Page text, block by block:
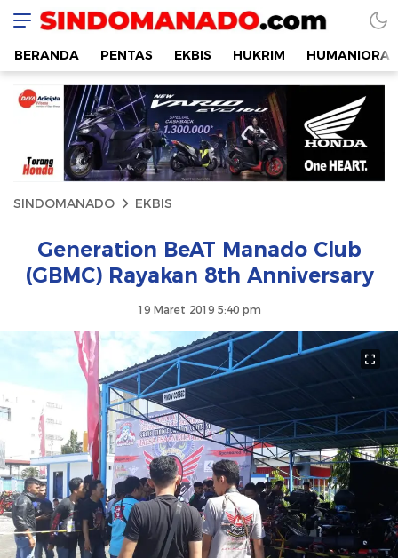
SINDOMANADO
Informatif dan Edukatif
BERANDA PENTAS EKBIS HUKRIM HUMANIORA
SINDOMANADO EKBIS
Generation BeAT Manado Club
(GBMC) Rayakan 8th Anniversary
19 Maret 2019 5:40 pm